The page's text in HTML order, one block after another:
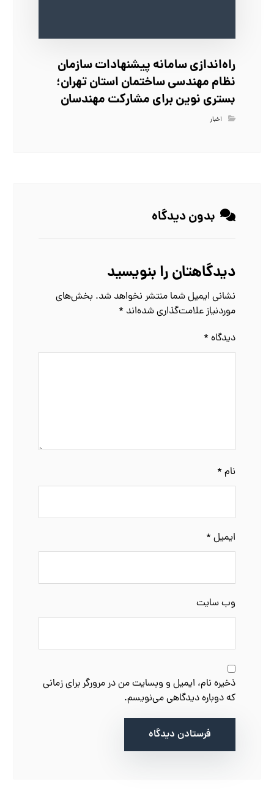
راه‌اندازی سامانه پیشنهادات سازمان
نظام مهندسی ساختمان استان تهران؛
بستری نوین برای مشارکت مهندسان
اخبار
بدون دیدگاه
دیدگاهتان را بنویسید
نشانی ایمیل شما منتشر نخواهد شد. بخش‌های
موردنیاز علامت‌گذاری شده‌اند *
دیدگاه *
نام *
ایمیل *
وب‌ سایت
ذخیره نام، ایمیل و وبسایت من در مرورگر برای زمانی
که دوباره دیدگاهی می‌نویسم.
فرستادن دیدگاه